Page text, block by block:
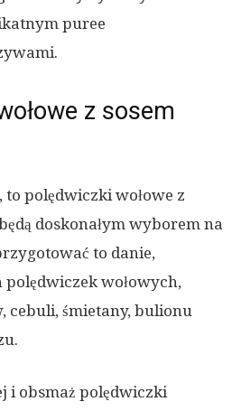
puree
z sosem
to polędwiczki wołowe z
doskonałym wyborem na
to danie,
wołowych,
cebuli, śmietany, bulionu
i obsmaż polędwiczki